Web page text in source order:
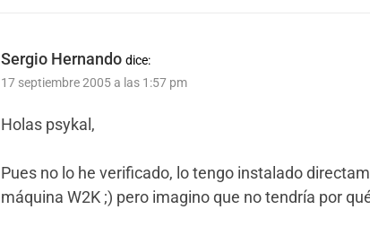
Sergio Hernando dice:
17 septiembre 2005 a las 1:57 pm
Holas psykal,
Pues no lo he verificado, lo tengo instalado
máquina W2K ;) pero imagino que no tendría por